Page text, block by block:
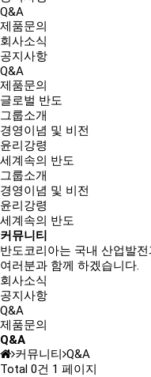
Q&A
제품문의
회사소식
공지사항
Q&A
제품문의
글로벌 반도
그룹소개
경영이념 및 비전
윤리강령
세계속의 반도
그룹소개
경영이념 및 비전
윤리강령
세계속의 반도
커뮤니티
반도코리아는 국내 산업발
여러분과 함께 하겠습니다.
회사소식
공지사항
Q&A
제품문의
Q&A
커뮤니티 Q&A
Total 0건 1 페이지